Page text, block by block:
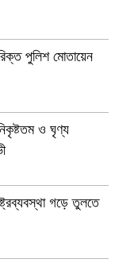
পুলিশ মোতায়েন
ও ঘৃণ্য
গড়ে তুলতে